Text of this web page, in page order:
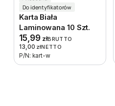
Do identyfikatorów
Karta Biała
Laminowana 10 Szt.
15,99 złBRUTTO
13,00 złNETTO
P/N: kart-w